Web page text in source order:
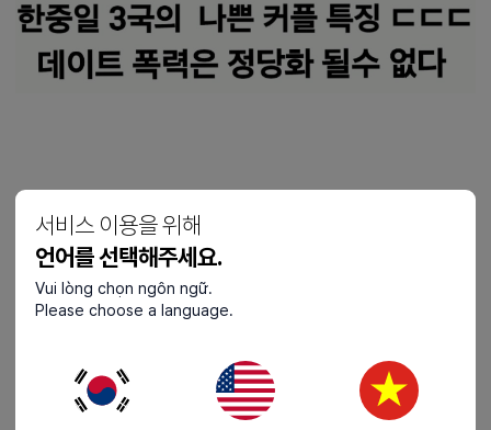
서비스 이용을 위해
언어를 선택해주세요.
Vui lòng chọn ngôn ngữ.
Please choose a language.
#한국커플 #중국커플 #일본커플